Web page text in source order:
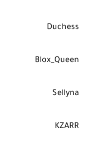
Duchess
Blox_Queen
Sellyna
KZARR